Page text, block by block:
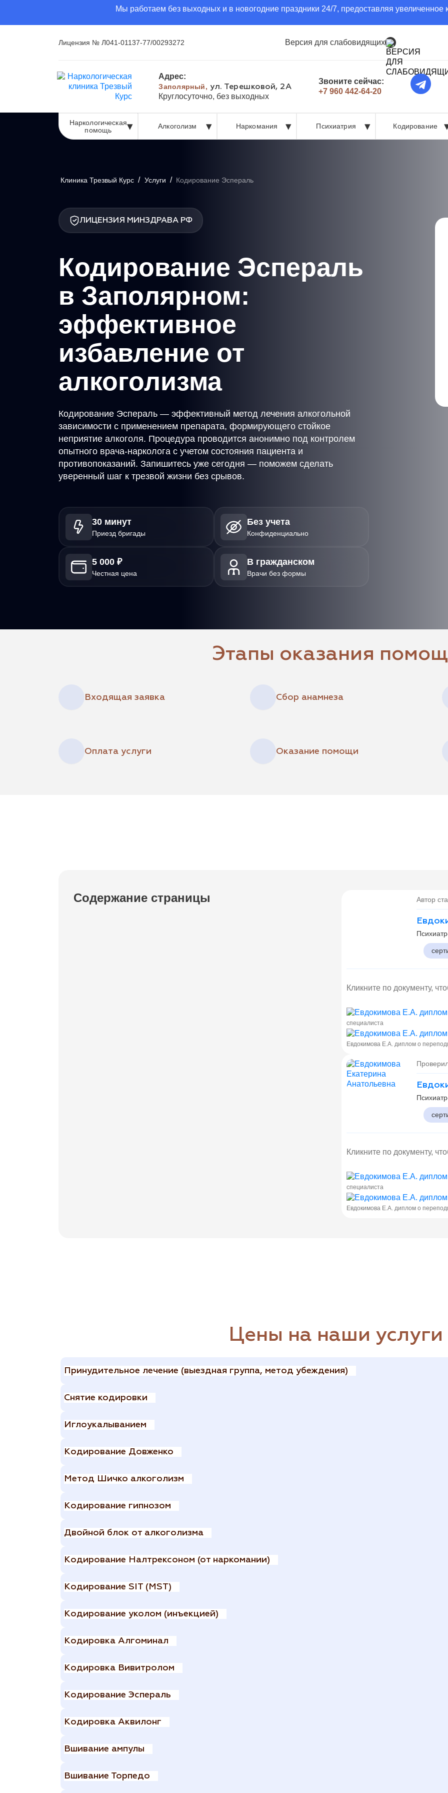
Мы работаем без выходных и в новогодние праздники 24/7, предоставляя увеличенное
Лицензия № Л041-01137-77/00293272 Версия для слабовидящих
Адрес:
Заполярный, ул. Терешковой, 2А
Круглосуточно, без выходных
Звоните сейчас:
+7 960 442-64-20
Наркологическая
помощь
Алкоголизм Наркомания Психиатрия Кодирование
Клиника Трезвый Курс / Услуги / Кодирование Эспераль
ЛИЦЕНЗИЯ МИНЗДРАВА РФ
Кодирование Эспераль
в Заполярном:
эффективное
избавление от
алкоголизма
Кодирование Эспераль — эффективный метод лечения алкогольной
зависимости с применением препарата, формирующего стойкое
неприятие алкоголя. Процедура проводится анонимно под контролем
опытного врача-нарколога с учетом состояния пациента и
противопоказаний. Запишитесь уже сегодня — поможем сделать
уверенный шаг к трезвой жизни без срывов.
30 минут
Приезд бригады
Без учета
Конфиденциально
5 000 ₽
Честная цена
В гражданском
Врачи без формы
Этапы оказания
Входящая заявка Сбор анамнеза
Оплата услуги Оказание помощи
Содержание страницы Автор
Кликните по документу,
специалиста
Евдокимова Е.А. диплом о
Кликните по документу,
специалиста
Евдокимова Е.А. диплом о
Цены на наши услуги
Принудительное лечение (выездная группа, метод убеждения)
Снятие кодировки
Иглоукалыванием
Кодирование Довженко
Метод Шичко алкоголизм
Кодирование гипнозом
Двойной блок от алкоголизма
Кодирование Налтрексоном (от наркомании)
Кодирование SIT (MST)
Кодирование уколом (инъекцией)
Кодировка Алгоминал
Кодировка Вивитролом
Кодирование Эспераль
Кодировка Аквилонг
Вшивание ампулы
Вшивание Торпедо